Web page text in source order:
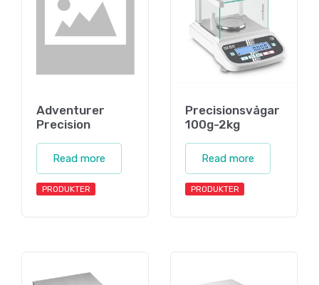
Adventurer
Precision
Read more
PRODUKTER
Precisionsvågar
100g-2kg
Read more
PRODUKTER